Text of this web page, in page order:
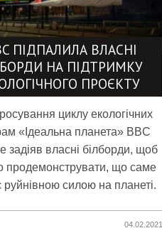
ПІДПАЛИЛА ВЛАСНІ
НА ПІДТРИМКУ
ПРОЄКТУ
циклу екологічних
«Ідеальна планета» BBC
задіяв власні білборди, щоб
продемонструвати, що саме
силою на планеті.
04.02.2021